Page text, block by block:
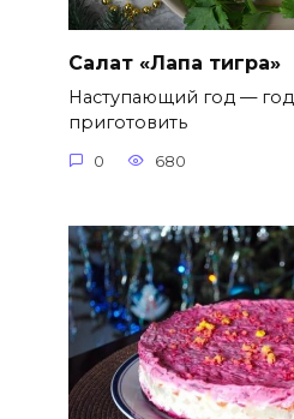
Салат «Лапа тигра»
Наступающий год —
приготовить
0 680